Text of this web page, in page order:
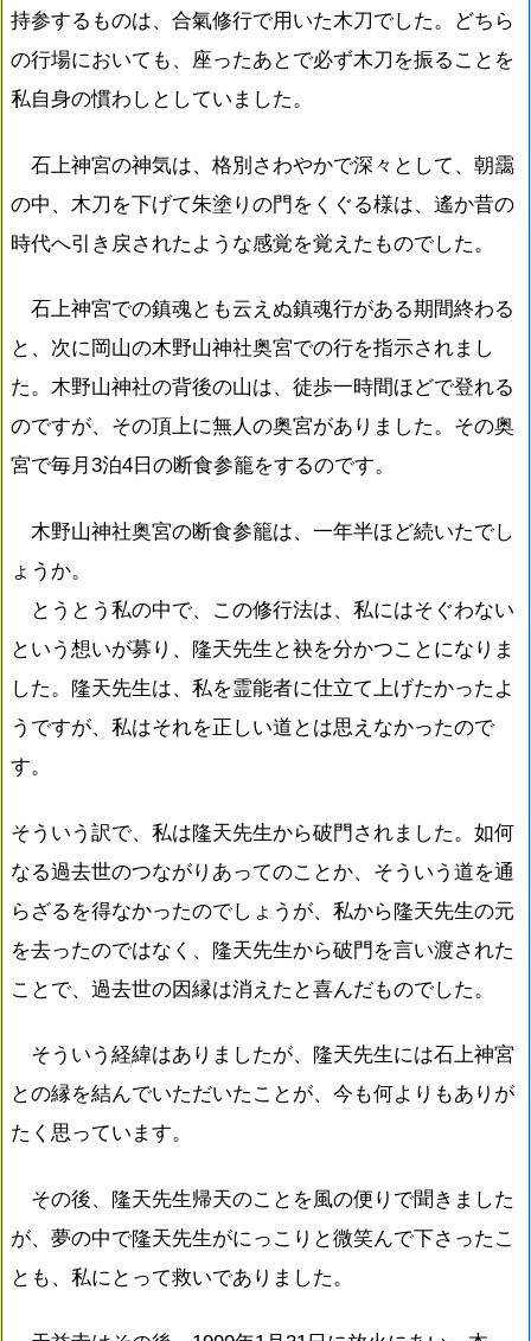
持参するものは、合氣修行で用いた木刀でした。どちら
の行場においても、座ったあとで必ず木刀を振ることを
私自身の慣わしとしていました。
石上神宮の神気は、格別さわやかで深々として、朝靄
の中、木刀を下げて朱塗りの門をくぐる様は、遙か昔の
時代へ引き戻されたような感覚を覚えたものでした。
石上神宮での鎮魂とも云えぬ鎮魂行がある期間終わる
と、次に岡山の木野山神社奥宮での行を指示されまし
た。木野山神社の背後の山は、徒歩一時間ほどで登れる
のですが、その頂上に無人の奥宮がありました。その奥
宮で毎月3泊4日の断食参籠をするのです。
木野山神社奥宮の断食参籠は、一年半ほど続いたでし
ょうか。
とうとう私の中で、この修行法は、私にはそぐわない
という想いが募り、隆天先生と袂を分かつことになりま
した。隆天先生は、私を霊能者に仕立て上げたかったよ
うですが、私はそれを正しい道とは思えなかったので
す。
そういう訳で、私は隆天先生から破門されました。如何
なる過去世のつながりあってのことか、そういう道を通
らざるを得なかったのでしょうが、私から隆天先生の元
を去ったのではなく、隆天先生から破門を言い渡された
ことで、過去世の因縁は消えたと喜んだものでした。
そういう経緯はありましたが、隆天先生には石上神宮
との縁を結んでいただいたことが、今も何よりもありが
たく思っています。
その後、隆天先生帰天のことを風の便りで聞きました
が、夢の中で隆天先生がにっこりと微笑んで下さったこ
とも、私にとって救いでありました。